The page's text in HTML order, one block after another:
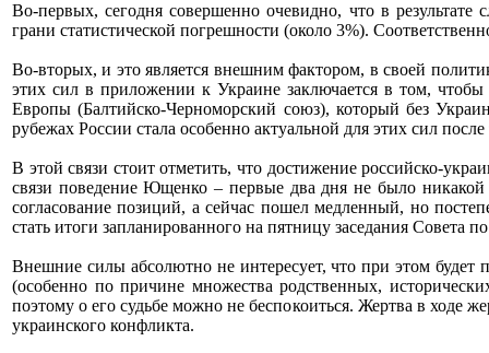
Во-первых, сегодня совершенно очевидно, что в
грани статистической погрешности (около 3%).
Во-вторых, и это является внешним фактором, в своей
этих сил в приложении к Украине заключается в том,
Европы (Балтийско-Черноморский союз), который без
рубежах России стала особенно актуальной для этих сил
В этой связи стоит отметить, что достижение российско-
связи поведение Ющенко – первые два дня не было
согласование позиций, а сейчас пошел медленный, но
стать итоги запланированного на пятницу заседания Совета
Внешние силы абсолютно не интересует, что при этом
(особенно по причине множества родственных,
поэтому о его судьбе можно не беспокоиться. Жертва в ходе
украинского конфликта.